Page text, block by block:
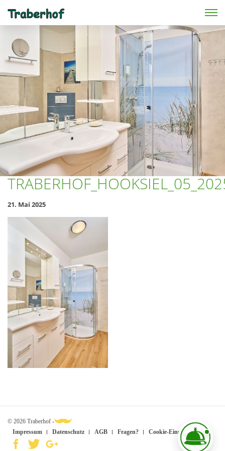
Skip to main content
21. Mai 2025
© 2026 Traberhof -
Impressum
Datenschutz AGB Fragen? Cookie-Einstellungen